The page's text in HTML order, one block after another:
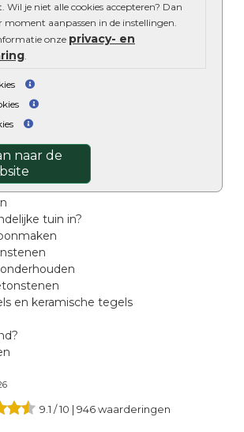
Wil je niet alle cookies accepteren? Dan
moment aanpassen in de instellingen.
onze privacy- en
.
naar de
tuin in?
en keramische tegels
9.1 / 10 | 946 waarderingen